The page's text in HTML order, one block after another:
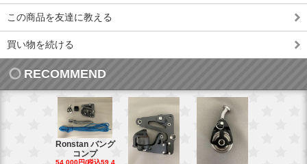
この商品を友達に教える
買い物を続ける
RECOMMEND
Ronstan バング
コンプ
54,000円(税込59,4